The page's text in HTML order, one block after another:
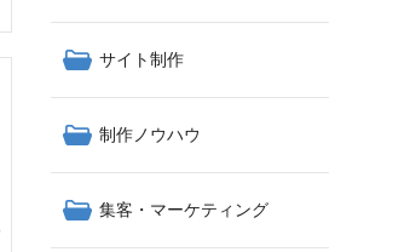
サイト制作
制作ノウハウ
集客・マーケティング